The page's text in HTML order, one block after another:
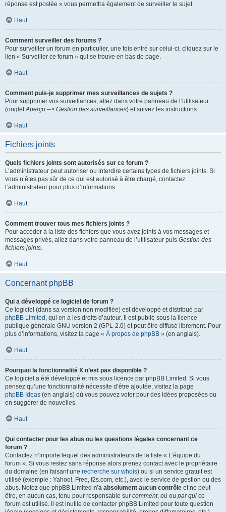
réponse est postée » vous permettra également de surveiller le sujet.
Haut
Comment surveiller des forums ?
Pour surveiller un forum en particulier, une fois entré sur celui-ci, cliquez sur le
lien « Surveiller ce forum » qui se trouve en bas de page.
Haut
Comment puis-je supprimer mes surveillances de sujets ?
Pour supprimer vos surveillances, allez dans votre panneau de l’utilisateur
(ongletAperçu --> Gestion des surveillances) et suivez les instructions.
Haut
Fichiers joints
Quels fichiers joints sont autorisés sur ce forum ?
L’administrateur peut autoriser ou interdire certains types de fichiers joints. Si
vous n’êtes pas sûr de ce qui est autorisé à être chargé, contactez
l’administrateur pour plus d’informations.
Haut
Comment trouver tous mes fichiers joints ?
Pour accéder à la liste des fichiers que vous avez joints à vos messages et
messages privés, allez dans votre panneau de l’utilisateur puis Gestion des
fichiers joints.
Haut
Concernant phpBB
Qui a développé ce logiciel de forum ?
Ce logiciel (dans sa version non modifiée) est développé et distribué par
phpBB Limited , qui en a les droits d’auteur. Il est publié sous la licence
publique générale GNU version 2 (GPL-2.0) et peut être diffusé librement. Pour
plus d’informations, visitez la page « À propos de phpBB » (en anglais).
Haut
Pourquoi la fonctionnalité X n’est pas disponible ?
Ce logiciel a été développé et mis sous licence par phpBB Limited. Si vous
pensez qu’une fonctionnalité nécessite d’être ajoutée, visitez la page
phpBB Ideas (en anglais) où vous pouvez voter pour des idées proposées ou
en suggérer de nouvelles.
Haut
Qui contacter pour les abus ou les questions légales concernant ce
forum ?
Contactez n’importe lequel des administrateurs de la liste « L’équipe du
forum ». Si vous restez sans réponse alors prenez contact avec le propriétaire
du domaine (en faisant une recherche sur whois) ou si un service gratuit est
utilisé (exemple : Yahoo!, Free, f2s.com, etc.), avec le service de gestion ou des
abus. Notez que phpBB Limited n’a absolument aucun contrôle et ne peut
être, en aucun cas, tenu pour responsable sur comment, où ou par qui ce
forum est utilisé. Il est inutile de contacter phpBB Limited pour toute question